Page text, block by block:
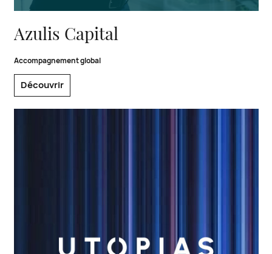
Azulis Capital
Accompagnement global
Découvrir